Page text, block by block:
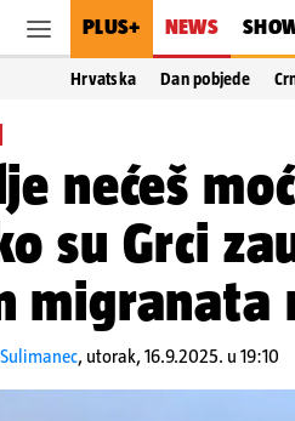
PLUS+ NEWS
Hrvatska Dan pobjede
nećeš
su Grci
migranata
, utorak, 16.9.2025. u 19:10